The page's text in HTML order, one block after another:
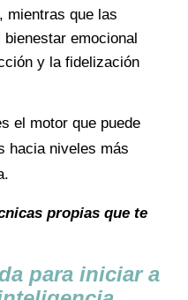
, mientras que las
emocional
y la fidelización
el motor que puede
hacia niveles más
propias que te
para iniciar a